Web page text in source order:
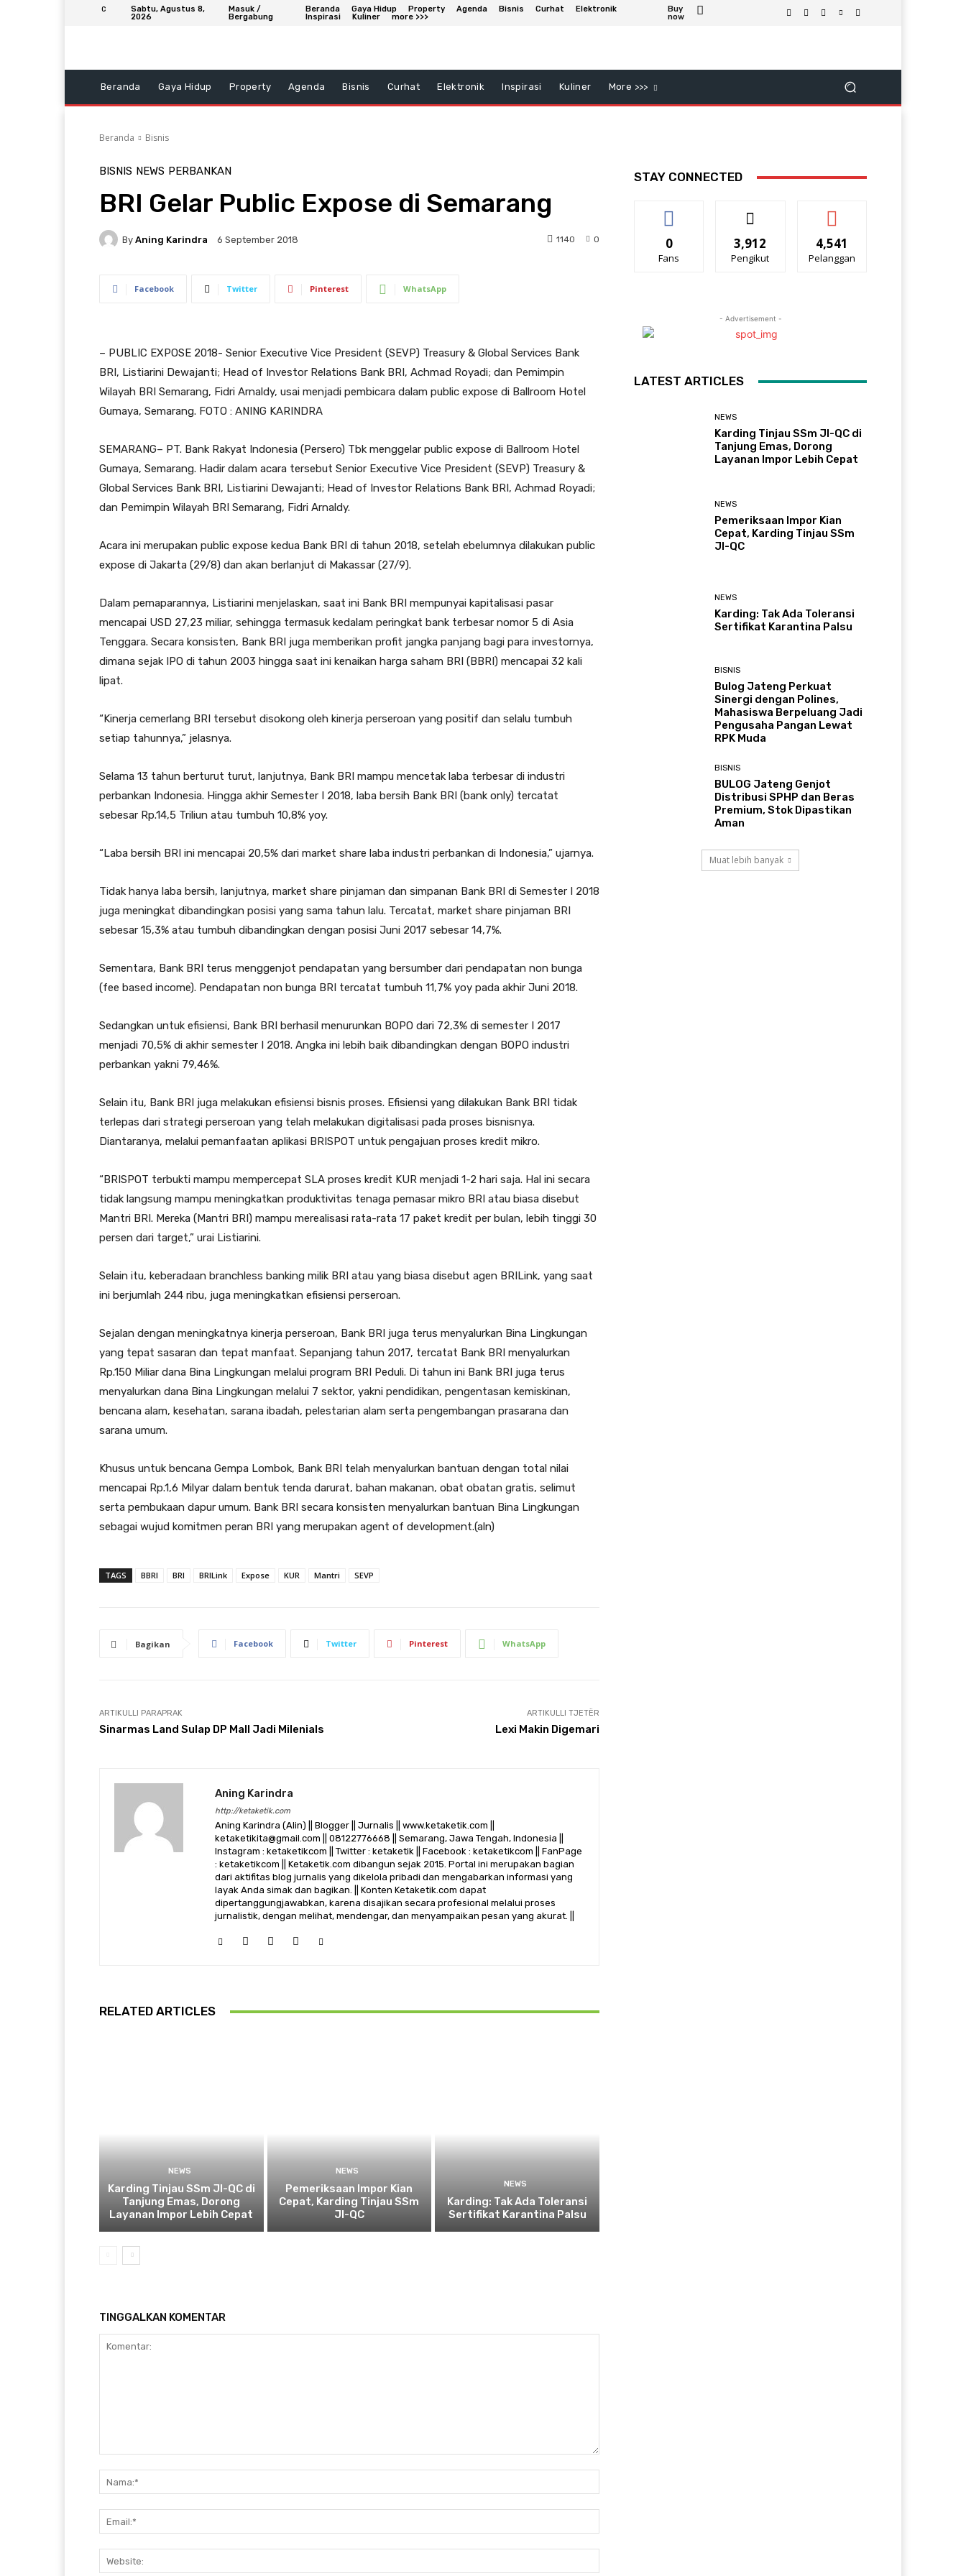
C
Sabtu, Agustus 8,
2026
Masuk /
Bergabung
Beranda Gaya Hidup Property Agenda Bisnis Curhat
Elektronik
Inspirasi
Kuliner more >>>
Buy
now
Beranda Gaya Hidup Property Agenda Bisnis Curhat Elektronik Inspirasi Kuliner More >>>
Beranda Bisnis
BISNIS NEWS PERBANKAN
BRI Gelar Public Expose di Semarang
By Aning Karindra 6 September 2018 0
1140
Facebook Twitter Pinterest WhatsApp
– PUBLIC EXPOSE 2018- Senior Executive Vice President (SEVP) Treasury & Global Services Bank
BRI, Listiarini Dewajanti; Head of Investor Relations Bank BRI, Achmad Royadi; dan Pemimpin
Wilayah BRI Semarang, Fidri Arnaldy, usai menjadi pembicara dalam public expose di Ballroom Hotel
Gumaya, Semarang. FOTO : ANING KARINDRA
SEMARANG– PT. Bank Rakyat Indonesia (Persero) Tbk menggelar public expose di Ballroom Hotel
Gumaya, Semarang. Hadir dalam acara tersebut Senior Executive Vice President (SEVP) Treasury &
Global Services Bank BRI, Listiarini Dewajanti; Head of Investor Relations Bank BRI, Achmad Royadi;
dan Pemimpin Wilayah BRI Semarang, Fidri Arnaldy.
Acara ini merupakan public expose kedua Bank BRI di tahun 2018, setelah ebelumnya dilakukan public
expose di Jakarta (29/8) dan akan berlanjut di Makassar (27/9).
Dalam pemaparannya, Listiarini menjelaskan, saat ini Bank BRI mempunyai kapitalisasi pasar
mencapai USD 27,23 miliar, sehingga termasuk kedalam peringkat bank terbesar nomor 5 di Asia
Tenggara. Secara konsisten, Bank BRI juga memberikan profit jangka panjang bagi para investornya,
dimana sejak IPO di tahun 2003 hingga saat ini kenaikan harga saham BRI (BBRI) mencapai 32 kali
lipat.
“Kinerja cemerlang BRI tersebut disokong oleh kinerja perseroan yang positif dan selalu tumbuh
setiap tahunnya,” jelasnya.
Selama 13 tahun berturut turut, lanjutnya, Bank BRI mampu mencetak laba terbesar di industri
perbankan Indonesia. Hingga akhir Semester I 2018, laba bersih Bank BRI (bank only) tercatat
sebesar Rp.14,5 Triliun atau tumbuh 10,8% yoy.
“Laba bersih BRI ini mencapai 20,5% dari market share laba industri perbankan di Indonesia,” ujarnya.
Tidak hanya laba bersih, lanjutnya, market share pinjaman dan simpanan Bank BRI di Semester I 2018
juga meningkat dibandingkan posisi yang sama tahun lalu. Tercatat, market share pinjaman BRI
sebesar 15,3% atau tumbuh dibandingkan dengan posisi Juni 2017 sebesar 14,7%.
Sementara, Bank BRI terus menggenjot pendapatan yang bersumber dari pendapatan non bunga
(fee based income). Pendapatan non bunga BRI tercatat tumbuh 11,7% yoy pada akhir Juni 2018.
Sedangkan untuk efisiensi, Bank BRI berhasil menurunkan BOPO dari 72,3% di semester I 2017
menjadi 70,5% di akhir semester I 2018. Angka ini lebih baik dibandingkan dengan BOPO industri
perbankan yakni 79,46%.
Selain itu, Bank BRI juga melakukan efisiensi bisnis proses. Efisiensi yang dilakukan Bank BRI tidak
terlepas dari strategi perseroan yang telah melakukan digitalisasi pada proses bisnisnya.
Diantaranya, melalui pemanfaatan aplikasi BRISPOT untuk pengajuan proses kredit mikro.
“BRISPOT terbukti mampu mempercepat SLA proses kredit KUR menjadi 1-2 hari saja. Hal ini secara
tidak langsung mampu meningkatkan produktivitas tenaga pemasar mikro BRI atau biasa disebut
Mantri BRI. Mereka (Mantri BRI) mampu merealisasi rata-rata 17 paket kredit per bulan, lebih tinggi 30
persen dari target,” urai Listiarini.
Selain itu, keberadaan branchless banking milik BRI atau yang biasa disebut agen BRILink, yang saat
ini berjumlah 244 ribu, juga meningkatkan efisiensi perseroan.
Sejalan dengan meningkatnya kinerja perseroan, Bank BRI juga terus menyalurkan Bina Lingkungan
yang tepat sasaran dan tepat manfaat. Sepanjang tahun 2017, tercatat Bank BRI menyalurkan
Rp.150 Miliar dana Bina Lingkungan melalui program BRI Peduli. Di tahun ini Bank BRI juga terus
menyalurkan dana Bina Lingkungan melalui 7 sektor, yakni pendidikan, pengentasan kemiskinan,
bencana alam, kesehatan, sarana ibadah, pelestarian alam serta pengembangan prasarana dan
sarana umum.
Khusus untuk bencana Gempa Lombok, Bank BRI telah menyalurkan bantuan dengan total nilai
mencapai Rp.1,6 Milyar dalam bentuk tenda darurat, bahan makanan, obat obatan gratis, selimut
serta pembukaan dapur umum. Bank BRI secara konsisten menyalurkan bantuan Bina Lingkungan
sebagai wujud komitmen peran BRI yang merupakan agent of development.(aln)
TAGS BBRI BRI BRILink Expose KUR Mantri SEVP
Bagikan Facebook Twitter Pinterest WhatsApp
ARTIKULLI PARAPRAK
Sinarmas Land Sulap DP Mall Jadi Milenials
ARTIKULLI TJETËR
Lexi Makin Digemari
Aning Karindra
http://ketaketik.com
Aning Karindra (Alin) || Blogger || Jurnalis || www.ketaketik.com ||
ketaketikita@gmail.com || 08122776668 || Semarang, Jawa Tengah, Indonesia ||
Instagram : ketaketikcom || Twitter : ketaketik || Facebook : ketaketikcom || FanPage
: ketaketikcom || Ketaketik.com dibangun sejak 2015. Portal ini merupakan bagian
dari aktifitas blog jurnalis yang dikelola pribadi dan mengabarkan informasi yang
layak Anda simak dan bagikan. || Konten Ketaketik.com dapat
dipertanggungjawabkan, karena disajikan secara profesional melalui proses
jurnalistik, dengan melihat, mendengar, dan menyampaikan pesan yang akurat. ||
RELATED ARTICLES
NEWS
Karding Tinjau SSm JI-QC di
Tanjung Emas, Dorong
Layanan Impor Lebih Cepat
NEWS
Pemeriksaan Impor Kian
Cepat, Karding Tinjau SSm
JI-QC
NEWS
Karding: Tak Ada Toleransi
Sertifikat Karantina Palsu
TINGGALKAN KOMENTAR
STAY CONNECTED
0
Fans
3,912
Pengikut
4,541
Pelanggan
- Advertisement -
LATEST ARTICLES
NEWS
Karding Tinjau SSm JI-QC di
Tanjung Emas, Dorong
Layanan Impor Lebih Cepat
NEWS
Pemeriksaan Impor Kian
Cepat, Karding Tinjau SSm
JI-QC
NEWS
Karding: Tak Ada Toleransi
Sertifikat Karantina Palsu
BISNIS
Bulog Jateng Perkuat
Sinergi dengan Polines,
Mahasiswa Berpeluang Jadi
Pengusaha Pangan Lewat
RPK Muda
BISNIS
BULOG Jateng Genjot
Distribusi SPHP dan Beras
Premium, Stok Dipastikan
Aman
Muat lebih banyak